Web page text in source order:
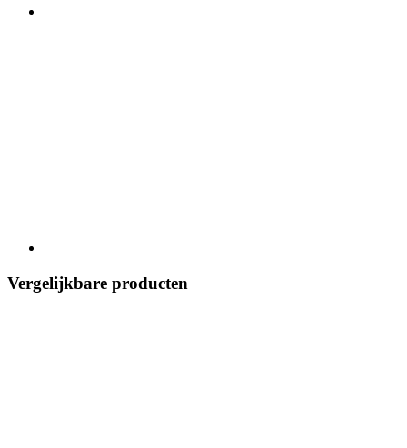
Vergelijkbare producten